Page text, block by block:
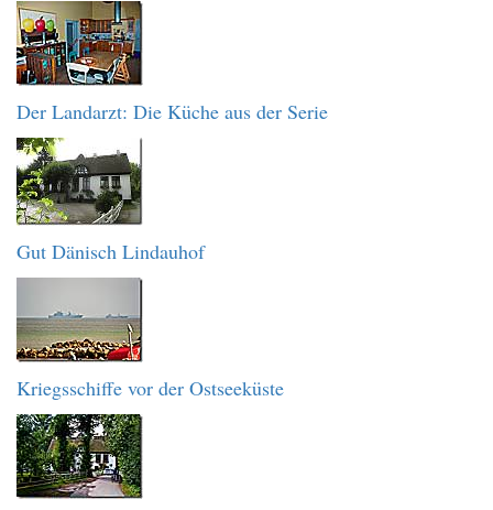
Der Landarzt: Die Küche aus der Serie
Gut Dänisch Lindauhof
Kriegsschiffe vor der Ostseeküste